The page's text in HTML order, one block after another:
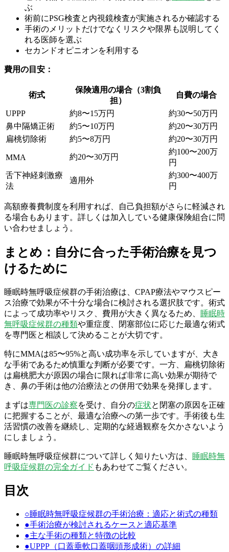
ぶ
術前にPSG検査と内視鏡検査が実施されるか確認する
手術のメリットだけでなくリスクや限界も説明してく
れる医師を選ぶ
セカンドオピニオンを利用する
費用の目安：
術式
保険適用の場合（3割負
担）
自費の場合
UPPP 約8〜15万円
約30〜50万円
鼻中隔矯正術
約5〜10万円
約20〜30万円
扁桃切除術
約5〜8万円 約20〜30万円
MMA 約20〜30万円
約100〜200万
円
舌下神経刺激療
法
適用外
約300〜400万
円
高額療養費制度を利用すれば、自己負担額がさらに軽減され
る場合もあります。詳しくは加入している健康保険組合に問
い合わせましょう。
まとめ：自分に合った手術治療を見つ
けるために
睡眠時無呼吸症候群の手術治療は、CPAP療法やマウスピー
ス治療で効果が不十分な場合に検討される選択肢です。術式
によって成功率やリスク、費用が大きく異なるため、
睡眠時
無呼吸症候群の種類や重症度、閉塞部位に応じた最適な術式
を専門医と相談して決めることが大切です。
特にMMAは85〜95%と高い成功率を示していますが、大き
な手術であるため慎重な判断が必要です。一方、扁桃切除術
は扁桃肥大が原因の場合に限れば非常に高い効果が期待で
き、鼻の手術は他の治療法との併用で効果を発揮します。
まずは専門医の診察を受け、自分の症状と閉塞の原因を正確
に把握することが、最適な治療への第一歩です。手術後も生
活習慣の改善を継続し、定期的な経過観察を欠かさないよう
にしましょう。
睡眠時無呼吸症候群について詳しく知りたい方は、
睡眠時無
呼吸症候群の完全ガイド もあわせてご覧ください。
目次
○睡眠時無呼吸症候群の手術治療：適応と術式の種類
●手術治療が検討されるケースと適応基準
●主な手術の種類と特徴の比較
●UPPP（口蓋垂軟口蓋咽頭形成術）の詳細